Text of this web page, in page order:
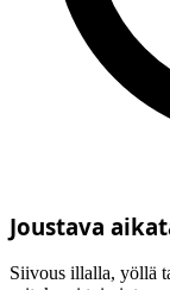
Joustava
Siivous illalla, yöllä